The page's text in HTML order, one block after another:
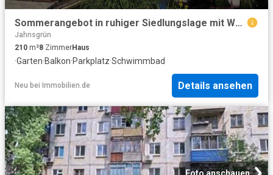
Sommerangebot in ruhiger Siedlungslage mit Weitblick !
Jahnsgrün
210 m²8 ZimmerHaus
·Garten·Balkon·Parkplatz·Schwimmbad
Neu bei Immobilien.de Details ansehen